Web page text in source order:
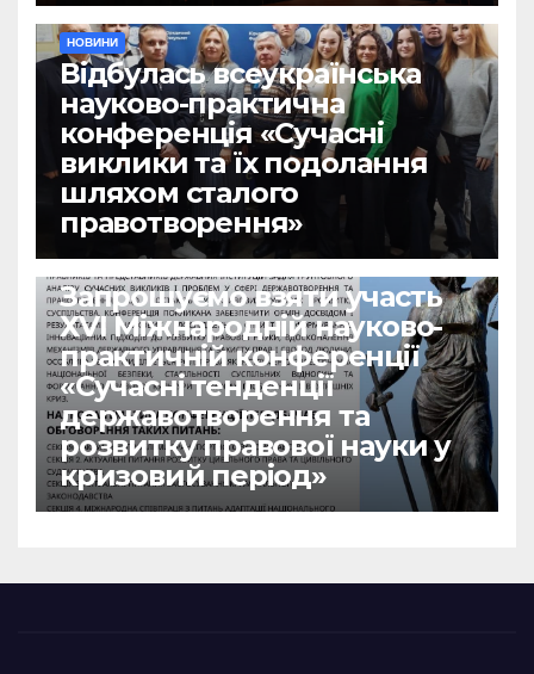
НОВИНИ
Відбулась всеукраїнська
науково-практична
конференція «Сучасні
виклики та їх подолання
шляхом сталого
правотворення»
Запрошуємо взяти участь
ХVІ Міжнародній науково-
практичній конференції
«Сучасні тенденції
державотворення та
розвитку правової науки у
кризовий період»